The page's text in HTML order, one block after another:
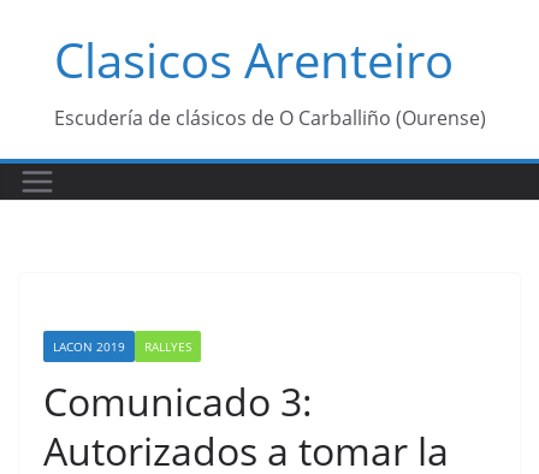
contenidoClasicos Arenteiro
Escudería de clásicos de O Carballiño (Ourense)
LACON 2019 RALLYES
Comunicado 3:
Autorizados a tomar la